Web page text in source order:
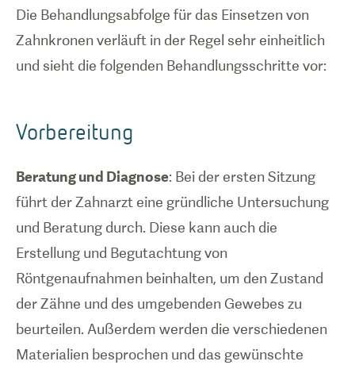
Die Behandlungsabfolge für das Einsetzen von
Zahnkronen verläuft in der Regel sehr einheitlich
und sieht die folgenden Behandlungsschritte vor:
Vorbereitung
Beratung und Diagnose: Bei der ersten Sitzung
führt der Zahnarzt eine gründliche Untersuchung
und Beratung durch. Diese kann auch die
Erstellung und Begutachtung von
Röntgenaufnahmen beinhalten, um den Zustand
der Zähne und des umgebenden Gewebes zu
beurteilen. Außerdem werden die verschiedenen
Materialien besprochen und das gewünschte